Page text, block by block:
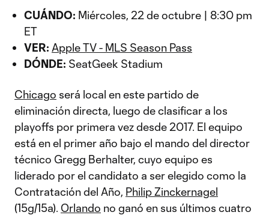
CUÁNDO: Miércoles, 22 de octubre | 8:30 pm
ET
VER: Apple TV - MLS Season Pass
DÓNDE: SeatGeek Stadium
Chicago será local en este partido de
eliminación directa, luego de clasificar a los
playoffs por primera vez desde 2017. El equipo
está en el primer año bajo el mando del director
técnico Gregg Berhalter, cuyo equipo es
liderado por el candidato a ser elegido como la
Contratación del Año, Philip Zinckernagel
(15g/15a). Orlando no ganó en sus últimos cuatro